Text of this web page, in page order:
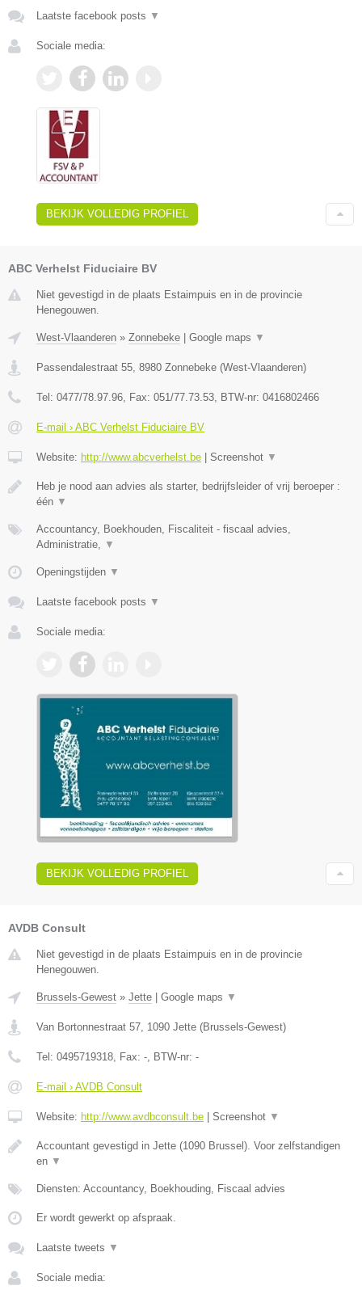
Laatste facebook posts ▼
Sociale media:
BEKIJK VOLLEDIG PROFIEL
ABC Verhelst Fiduciaire BV
Niet gevestigd in de plaats Estaimpuis en in de provincie
Henegouwen.
West-Vlaanderen » Zonnebeke Google maps ▼
Passendalestraat 55, 8980 Zonnebeke (West-Vlaanderen)
Tel: 0477/78.97.96, Fax: 051/77.73.53, BTW-nr: 0416802466
E-mail › ABC Verhelst Fiduciaire BV
Website: http://www.abcverhelst.be Screenshot ▼
Heb je nood aan advies als starter, bedrijfsleider of vrij beroeper :
één ▼
Accountancy, Boekhouden, Fiscaliteit - fiscaal advies,
Administratie, ▼
Openingstijden ▼
Laatste facebook posts ▼
Sociale media:
BEKIJK VOLLEDIG PROFIEL
AVDB Consult
Niet gevestigd in de plaats Estaimpuis en in de provincie
Henegouwen.
Brussels-Gewest » Jette | Google maps ▼
Van Bortonnestraat 57 1090 Jette (Brussels-Gewest)
Tel: 0495719318 , Fax: - , BTW-nr: -
E-mail › AVDB Consult
Website: http://www.avdbconsult.be | Screenshot ▼
Accountant gevestigd in Jette (1090 Brussel). Voor zelfstandigen
en ▼
Diensten: Accountancy, Boekhouding, Fiscaal advies
Er wordt gewerkt op afspraak.
Laatste tweets ▼
Sociale media: